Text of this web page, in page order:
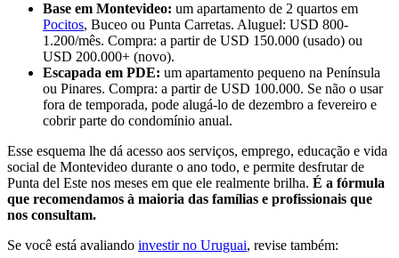
Base em Montevideo: um apartamento de 2 quartos em
Pocitos, Buceo ou Punta Carretas. Aluguel: USD 800-
1.200/mês. Compra: a partir de USD 150.000 (usado) ou
USD 200.000+ (novo).
Escapada em PDE: um apartamento pequeno na Península
ou Pinares. Compra: a partir de USD 100.000. Se não o usar
fora de temporada, pode alugá-lo de dezembro a fevereiro e
cobrir parte do condomínio anual.
Esse esquema lhe dá acesso aos serviços, emprego, educação e vida
social de Montevideo durante o ano todo, e permite desfrutar de
Punta del Este nos meses em que ele realmente brilha. É a fórmula
que recomendamos à maioria das famílias e profissionais que
nos consultam.
Se você está avaliando investir no Uruguai, revise também: